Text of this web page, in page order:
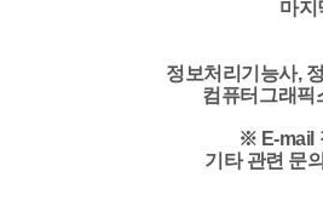
마지
정보처리기능사,
컴퓨터그래픽
※ E-mail
기타 관련 문